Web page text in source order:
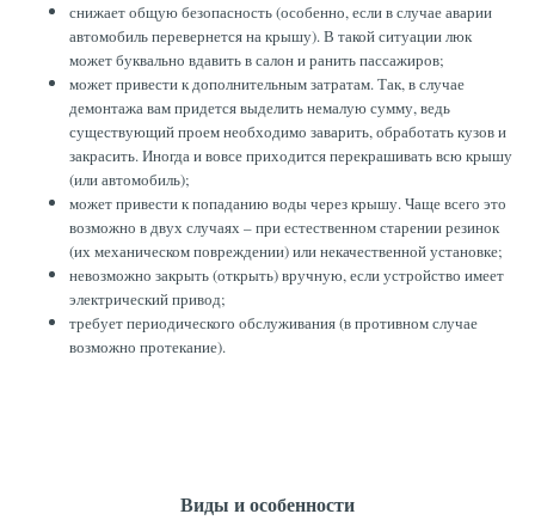
снижает общую безопасность (особенно, если в случае аварии
автомобиль перевернется на крышу). В такой ситуации люк
может буквально вдавить в салон и ранить пассажиров;
может привести к дополнительным затратам. Так, в случае
демонтажа вам придется выделить немалую сумму, ведь
существующий проем необходимо заварить, обработать кузов и
закрасить. Иногда и вовсе приходится перекрашивать всю крышу
(или автомобиль);
может привести к попаданию воды через крышу. Чаще всего это
возможно в двух случаях – при естественном старении резинок
(их механическом повреждении) или некачественной установке;
невозможно закрыть (открыть) вручную, если устройство имеет
электрический привод;
требует периодического обслуживания (в противном случае
возможно протекание).
Виды и особенности